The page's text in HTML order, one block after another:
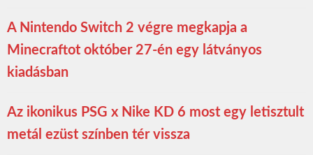
A Nintendo Switch 2 végre megkapja a
Minecraftot október 27-én egy látványos
kiadásban
Az ikonikus PSG x Nike KD 6 most egy letisztult
metál ezüst színben tér vissza